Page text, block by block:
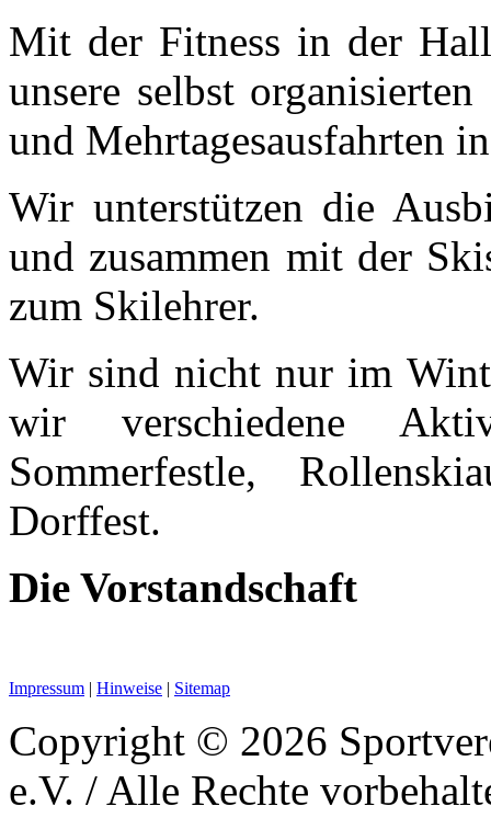
Mit der Fitness in der
unsere selbst
und Mehrtagesausfahrten
Wir unterstützen die
und zusammen mit der
zum Skilehrer.
Wir sind nicht nur im
wir verschiedene
Sommerfestle,
Dorffest.
Die Vorstandschaft
Impressum | Hinweise | Sitemap
Copyright © 2026
e.V. / Alle Rechte